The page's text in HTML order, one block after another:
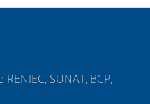
SUNAT, BCP,